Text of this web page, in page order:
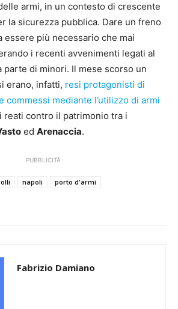
armi, in un contesto di crescente
la sicurezza pubblica. Dare un freno
essere più necessario che mai
i recenti avvenimenti legati al
parte di minori. Il mese scorso un
erano, infatti, resi protagonisti di
commessi mediante l’utilizzo di armi
reati contro il patrimonio tra i
ed Arenaccia.
PUBBLICITÀ
napoli
porto d'armi
Fabrizio Damiano